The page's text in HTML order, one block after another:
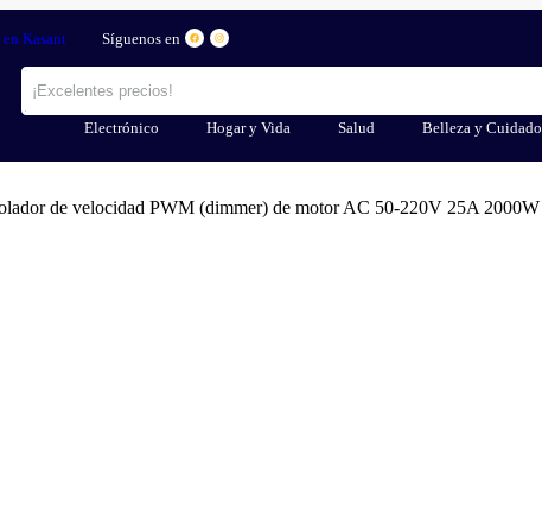
en Kasant Síguenos en
Electrónico Hogar y Vida Salud Belleza y Cuidado
de velocidad PWM (dimmer) de motor AC 50-220V 25A 2000W